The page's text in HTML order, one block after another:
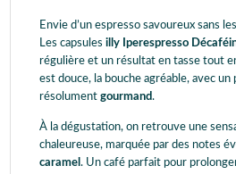
Envie d’un espresso savoureux sans
Les capsules illy Iperespresso
régulière et un résultat en tasse tout
est douce, la bouche agréable, avec
résolument gourmand.
À la dégustation, on retrouve une
chaleureuse, marquée par des notes
caramel . Un café parfait pour